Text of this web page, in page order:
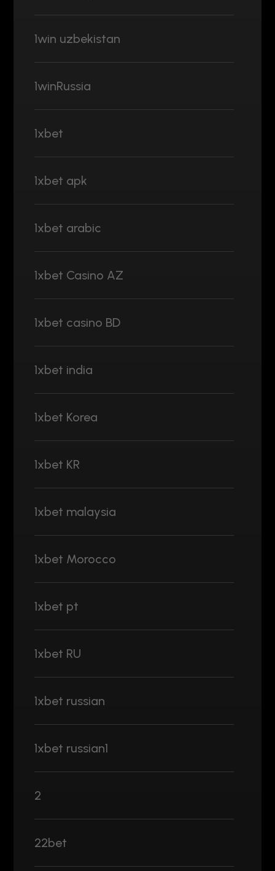
1win uzbekistan
1winRussia
1xbet
1xbet apk
1xbet arabic
1xbet Casino AZ
1xbet casino BD
1xbet india
1xbet Korea
1xbet KR
1xbet malaysia
1xbet Morocco
1xbet pt
1xbet RU
1xbet russian
1xbet russian1
2
22bet